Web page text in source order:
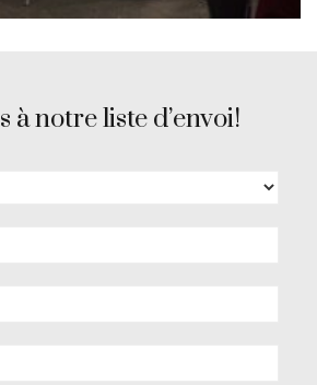
à notre liste d’envoi!